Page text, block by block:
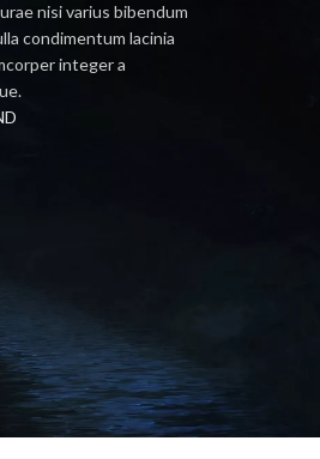
nisi varius bibendum
condimentum lacinia
integer a